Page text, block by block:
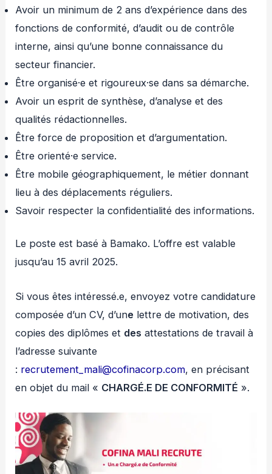
Avoir un minimum de 2 ans d’expérience dans des
fonctions de conformité, d’audit ou de contrôle
interne, ainsi qu’une bonne connaissance du
secteur financier.
Être organisé·e et rigoureux·se dans sa démarche.
Avoir un esprit de synthèse, d’analyse et des
qualités rédactionnelles.
Être force de proposition et d’argumentation.
Être orienté·e service.
Être mobile géographiquement, le métier donnant
lieu à des déplacements réguliers.
Savoir respecter la confidentialité des informations.
Le poste est basé à Bamako. L’offre est valable
jusqu’au 15 avril 2025.
Si vous êtes intéressé.e, envoyez votre candidature
composée d’un CV, d’une lettre de motivation, des
copies des diplômes et des attestations de travail à
l’adresse suivante
: recrutement_mali@cofinacorp.com, en précisant
en objet du mail « CHARGÉ.E DE CONFORMITÉ ».